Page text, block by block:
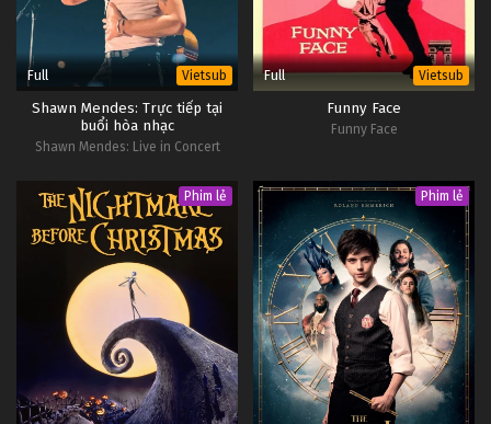
Full Vietsub
Shawn Mendes: Trực tiếp tại
buổi hòa nhạc
Shawn Mendes: Live in Concert
Full Vietsub
Funny Face
Funny Face
Phim lẻ Phim lẻ